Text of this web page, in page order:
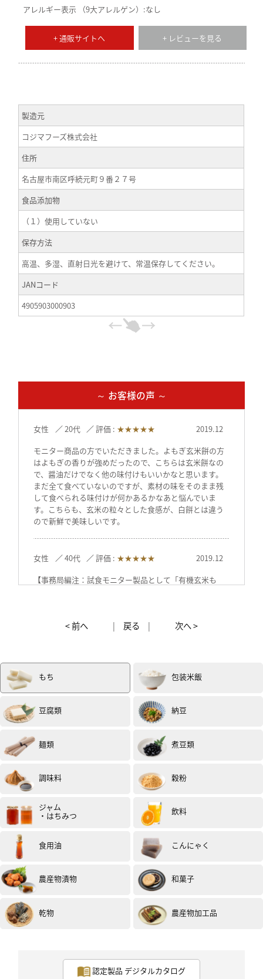
アレルギー表示 （9大アレルゲン）:なし
+ 通販サイトへ + レビューを見る
製造元
コジマフーズ株式会社
住所
名古屋市南区呼続元町９番２７号
食品添加物
（１）使用していない
保存方法
高温、多湿、直射日光を避けて、常温保存してください。
JANコード
4905903000903
～ お客様の声 ～
女性 20代 評価 : ★★★★★
2019.12
モニター商品の方でいただきました。よもぎ玄米餅の方
はよもぎの香りが強めだったので、こちらは玄米餅なの
で、醤油だけでなく他の味付けもいいかなと思います。
まだ全て食べていないのですが、素材の味をそのまま残
して食べられる味付けが何かあるかなあと悩んでいま
す。こちらも、玄米の粒々とした食感が、白餅とは違う
ので新鮮で美味しいです。
女性 40代 評価 : ★★★★★
2019.12
【事務局編注：試食モニター製品として「有機玄米も
寒くなってきたため、炭火で焼いて
香ばしくてとても美味しかったです。
個人的には、玄米もちはもう少し玄米のぷちぷち感が残
投稿日：2019年11月29日 （試食モニター）
女性 30代 ★★★★★
醤油をつけて食べましたが、玄米の風味がしっかり強く
いて
なにもつけずにそのままでも十分満足できる美味しさだ
感じました。
< 前へ | 戻る | 次へ >
もち 包装米飯
豆腐類 納豆
麺類 煮豆類
調味料 穀粉
ジャム
・はちみつ 飲料
食用油 こんにゃく
農産物漬物 和菓子
乾物 農産物加工品
認定製品 デジタルカタログ